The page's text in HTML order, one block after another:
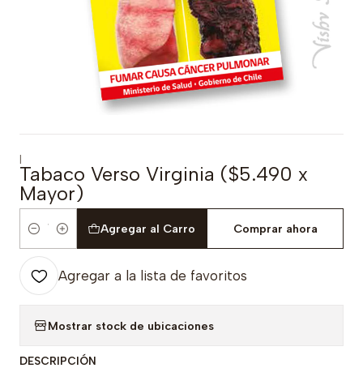
|
Tabaco Verso Virginia ($5.490 x
Mayor)
Cantidad
Agregar al Carro Comprar ahora
Agregar a la lista de favoritos
Mostrar stock de ubicaciones
DESCRIPCIÓN